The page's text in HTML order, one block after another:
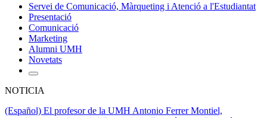
Servei de Comunicació, Màrqueting i Atenció a l'Estudiantat
Presentació
Comunicació
Marketing
Alumni UMH
Novetats
NOTICIA
(Español) El profesor de la UMH Antonio Ferrer Montiel,